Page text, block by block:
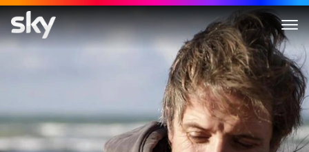
Tempête